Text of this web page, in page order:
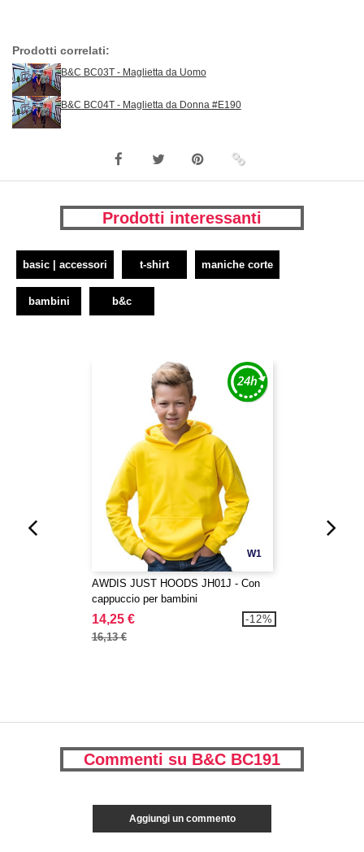
Prodotti correlati:
B&C BC03T - Maglietta da Uomo
B&C BC04T - Maglietta da Donna #E190
Prodotti interessanti
basic | accessori t-shirt maniche corte
bambini b&c
W1
AWDIS JUST HOODS JH01J - Con
cappuccio per bambini
14,25 €
16,13 €
-12%
Commenti su B&C BC191
Aggiungi un commento